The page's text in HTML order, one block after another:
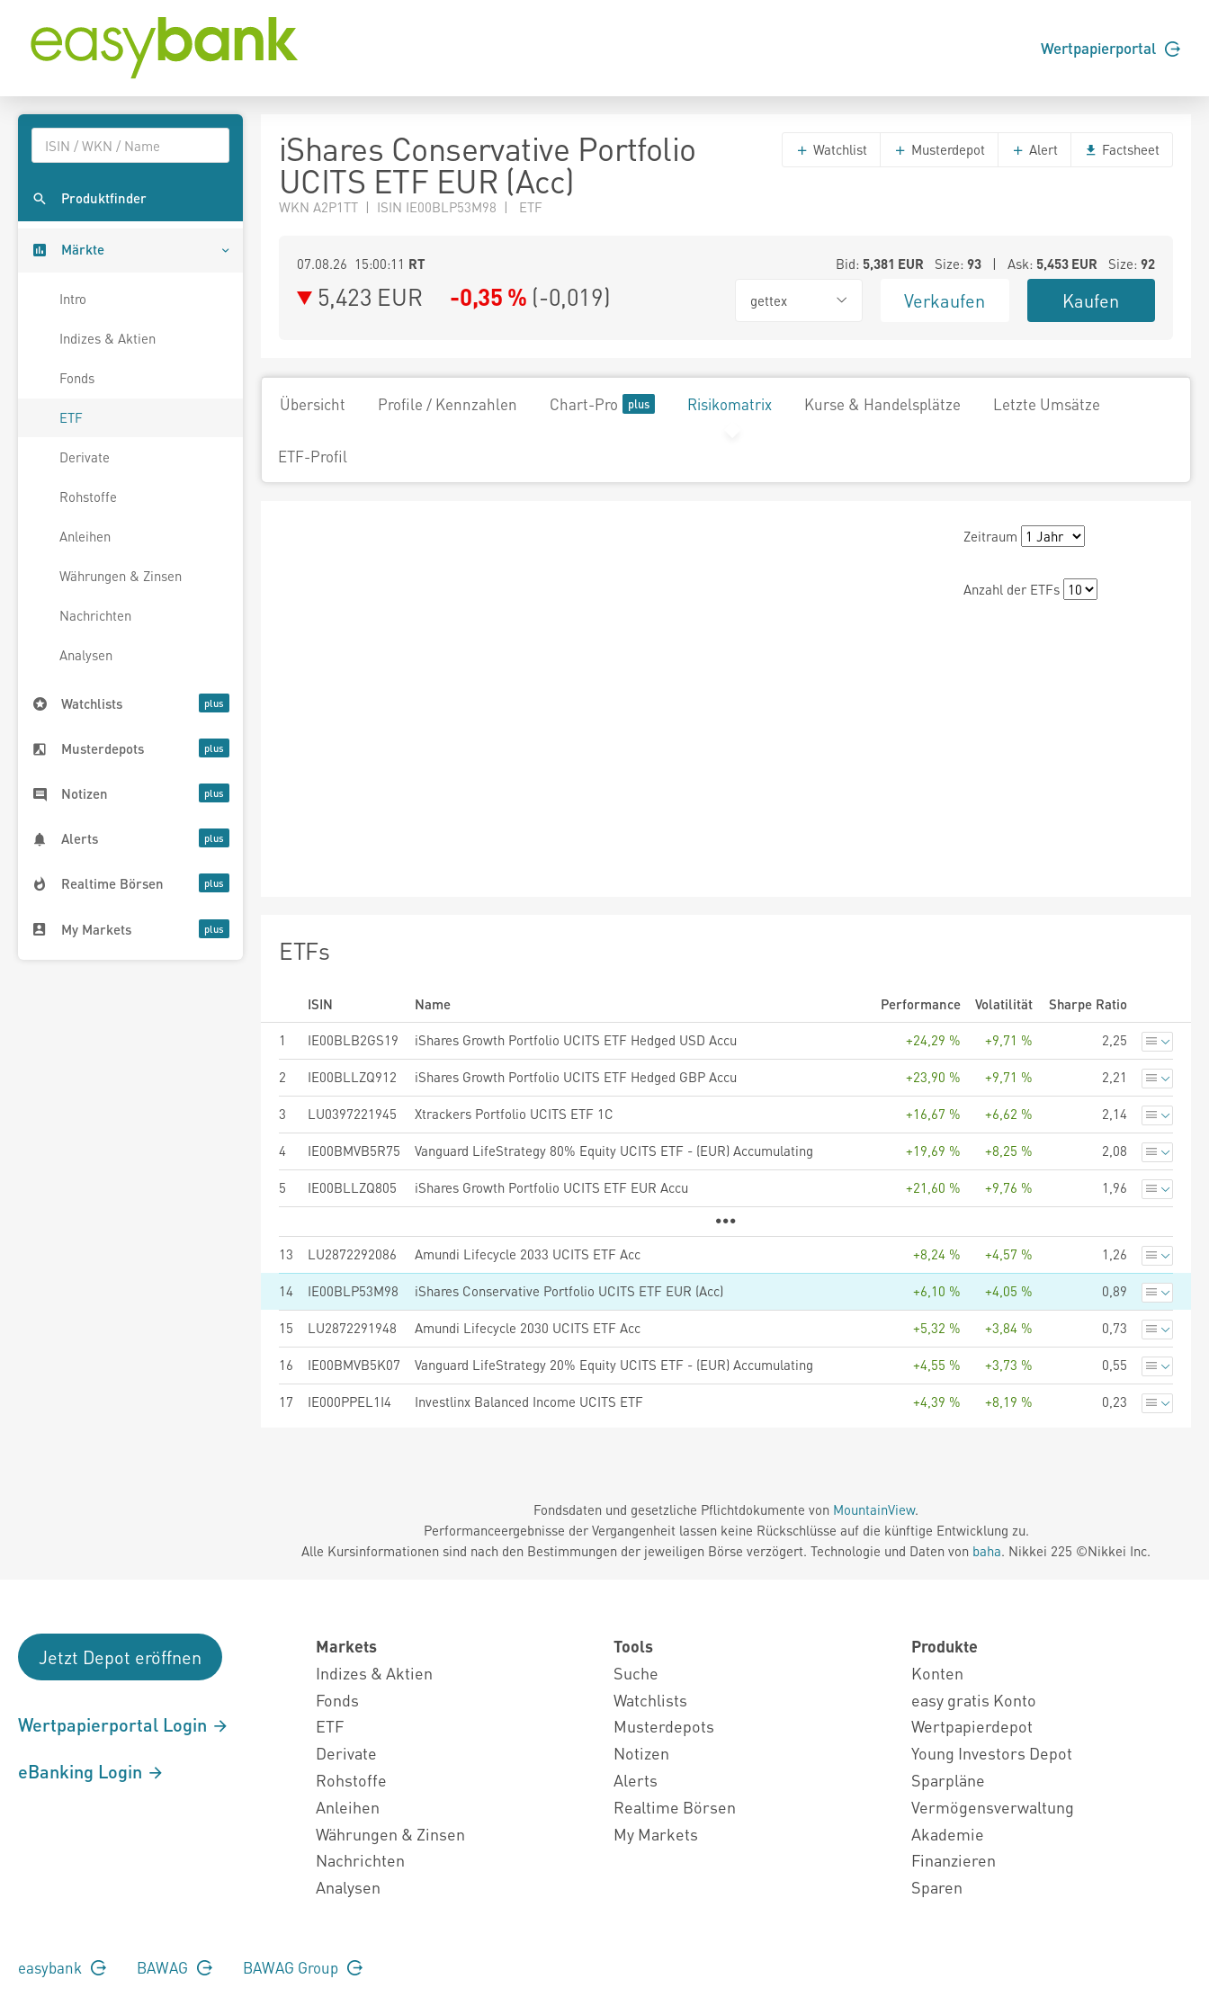
Wertpapierportal
Produktfinder
Märkte
Intro
Indizes & Aktien
Fonds
ETF
Derivate
Rohstoffe
Anleihen
Währungen & Zinsen
Nachrichten
Analysen
Watchlists
Musterdepots
Notizen
Alerts
Realtime Börsen
My Markets
iShares Conservative Portfolio
UCITS ETF EUR (Acc)
WKN A2P1TT | ISIN IE00BLP53M98 | ETF
Watchlist Musterdepot Alert Factsheet
07.08.26 15:00:11 RT Bid: 5,381 EUR Size: 93| Ask: 5,453EUR Size: 92
5,423 EUR -0,35 % (-0,019) gettex Verkaufen Kaufen
Übersicht Profile / Kennzahlen Chart-Pro Risikomatrix Kurse & Handelsplätze Letzte Umsätze
ETF-Profil
Zeitraum
Anzahl der ETFs
ETFs
ISIN Name Performance Volatilität
Sharpe Ratio
1
IE00BLB2GS19 iShares Growth Portfolio UCITS ETF Hedged USD Accu +24,29 % +9,71 % 2,25
2 IE00BLLZQ912 iShares Growth Portfolio UCITS ETF Hedged GBP Accu +23,90 % +9,71 % 2,21
3 LU0397221945 Xtrackers Portfolio UCITS ETF 1C +16,67 % +6,62 % 2,14
4 IE00BMVB5R75 Vanguard LifeStrategy 80% Equity UCITS ETF - (EUR) Accumulating +19,69 % +8,25 % 2,08
5 IE00BLLZQ805 iShares Growth Portfolio UCITS ETF EUR Accu +21,60 % +9,76 % 1,96
13 LU2872292086 Amundi Lifecycle 2033 UCITS ETF Acc +8,24 % +4,57 % 1,26
14 IE00BLP53M98 iShares Conservative Portfolio UCITS ETF EUR (Acc) +6,10 % +4,05 % 0,89
15 LU2872291948 Amundi Lifecycle 2030 UCITS ETF Acc +5,32 % +3,84 % 0,73
16 IE00BMVB5K07 Vanguard LifeStrategy 20% Equity UCITS ETF - (EUR) Accumulating +4,55 % +3,73 % 0,55
17 IE000PPEL1I4 Investlinx Balanced Income UCITS ETF +4,39 % +8,19 % 0,23
Fondsdaten und gesetzliche Pflichtdokumente von MountainView.
Performanceergebnisse der Vergangenheit lassen keine Rückschlüsse auf die künftige Entwicklung zu.
Alle Kursinformationen sind nach den Bestimmungen der jeweiligen Börse verzögert. Technologie und Daten von baha. Nikkei 225 ©Nikkei Inc.
Jetzt Depot eröffnen
Wertpapierportal Login
eBanking Login
Markets
Indizes & Aktien
Fonds
ETF
Derivate
Rohstoffe
Anleihen
Währungen & Zinsen
Nachrichten
Analysen
Tools
Suche
Watchlists
Musterdepots
Notizen
Alerts
Realtime Börsen
My Markets
Produkte
Konten
easy gratis Konto
Wertpapierdepot
Young Investors Depot
Sparpläne
Vermögensverwaltung
Akademie
Finanzieren
Sparen
easybank BAWAG BAWAG Group